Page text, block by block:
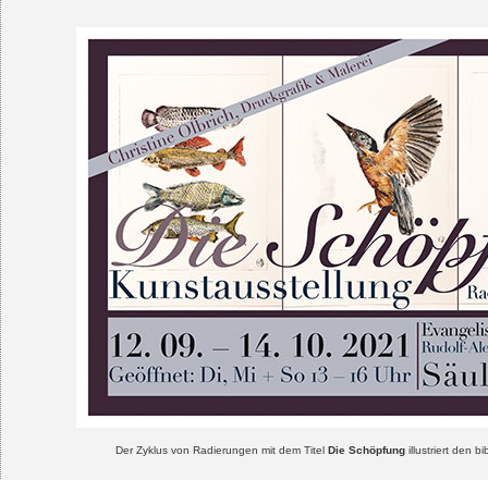
Der Zyklus von Radierungen mit dem Titel Die Schöpfungillustriert den